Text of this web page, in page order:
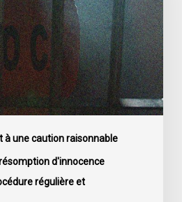
à une caution raisonnable
d'innocence
régulière et